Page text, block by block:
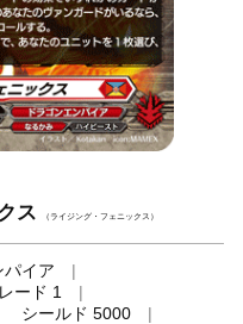
ス （ライジング・フェニックス）
パイア
ード 1
シールド 5000